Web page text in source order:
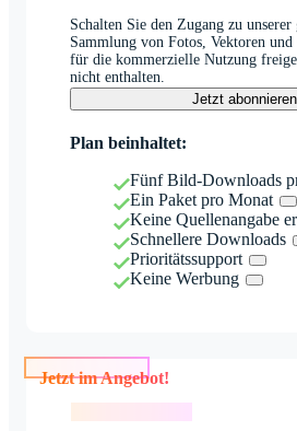
Schalten Sie den Zugang zu unserer
Sammlung von Fotos, Vektoren
für die kommerzielle Nutzung
nicht enthalten.
Jetzt abonnieren
Plan beinhaltet:
Fünf Bild-Downloads
Ein Paket pro Monat
Keine Quellenangabe
Schnellere Downloads
Prioritätssupport
Keine Werbung
Jetzt im Angebot!